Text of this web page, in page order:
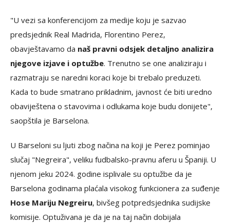
"U vezi sa konferencijom za medije koju je sazvao
predsjednik Real Madrida, Florentino Perez,
obavještavamo da naš pravni odsjek detaljno analizira
njegove izjave i optužbe. Trenutno se one analiziraju i
razmatraju se naredni koraci koje bi trebalo preduzeti.
Kada to bude smatrano prikladnim, javnost će biti uredno
obaviještena o stavovima i odlukama koje budu donijete",
saopštila je Barselona.
U Barseloni su ljuti zbog načina na koji je Perez pominjao
slučaj "Negreira", veliku fudbalsko-pravnu aferu u Španiji. U
njenom jeku 2024. godine isplivale su optužbe da je
Barselona godinama plaćala visokog funkcionera za suđenje
Hose Mariju Negreiru, bivšeg potpredsjednika sudijske
komisije. Optuživana je da je na taj način dobijala